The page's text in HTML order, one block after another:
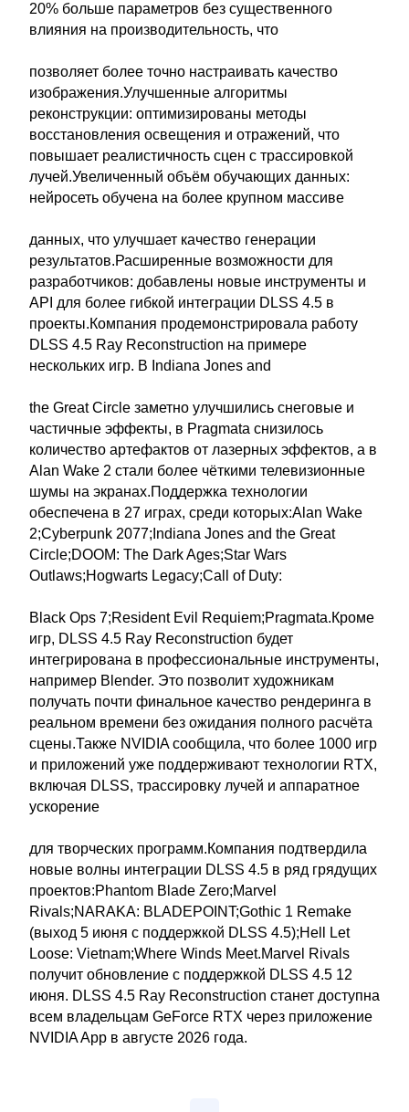
20% больше параметров без существенного
влияния на производительность, что
позволяет более точно настраивать качество
изображения.Улучшенные алгоритмы
реконструкции: оптимизированы методы
восстановления освещения и отражений, что
повышает реалистичность сцен с трассировкой
лучей.Увеличенный объём обучающих данных:
нейросеть обучена на более крупном массиве
данных, что улучшает качество генерации
результатов.Расширенные возможности для
разработчиков: добавлены новые инструменты и
API для более гибкой интеграции DLSS 4.5 в
проекты.Компания продемонстрировала работу
DLSS 4.5 Ray Reconstruction на примере
нескольких игр. В Indiana Jones and
the Great Circle заметно улучшились снеговые и
частичные эффекты, в Pragmata снизилось
количество артефактов от лазерных эффектов, а в
Alan Wake 2 стали более чёткими телевизионные
шумы на экранах.Поддержка технологии
обеспечена в 27 играх, среди которых:Alan Wake
2;Cyberpunk 2077;Indiana Jones and the Great
Circle;DOOM: The Dark Ages;Star Wars
Outlaws;Hogwarts Legacy;Call of Duty:
Black Ops 7;Resident Evil Requiem;Pragmata.Кроме
игр, DLSS 4.5 Ray Reconstruction будет
интегрирована в профессиональные инструменты,
например Blender. Это позволит художникам
получать почти финальное качество рендеринга в
реальном времени без ожидания полного расчёта
сцены.Также NVIDIA сообщила, что более 1000 игр
и приложений уже поддерживают технологии RTX,
включая DLSS, трассировку лучей и аппаратное
ускорение
для творческих программ.Компания подтвердила
новые волны интеграции DLSS 4.5 в ряд грядущих
проектов:Phantom Blade Zero;Marvel
Rivals;NARAKA: BLADEPOINT;Gothic 1 Remake
(выход 5 июня с поддержкой DLSS 4.5);Hell Let
Loose: Vietnam;Where Winds Meet.Marvel Rivals
получит обновление с поддержкой DLSS 4.5 12
июня. DLSS 4.5 Ray Reconstruction станет доступна
всем владельцам GeForce RTX через приложение
NVIDIA App в августе 2026 года.